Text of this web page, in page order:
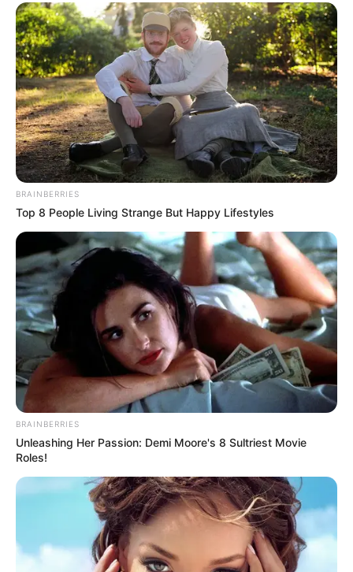
BRAINBERRIES
Top 8 People Living Strange But Happy Lifestyles
BRAINBERRIES
Unleashing Her Passion: Demi Moore's 8 Sultriest Movie
Roles!